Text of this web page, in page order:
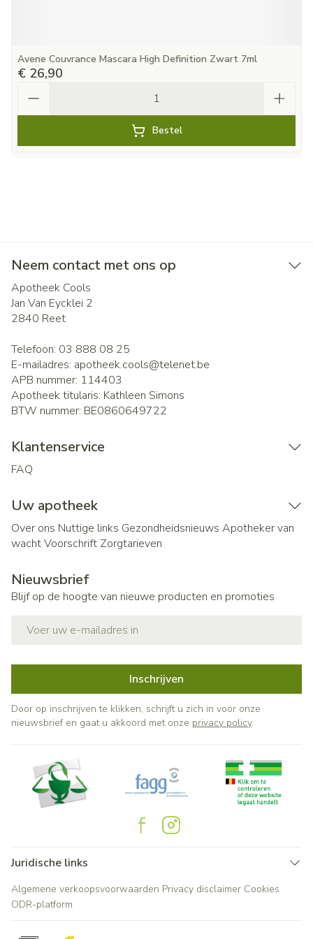
Avene Couvrance Mascara High Definition Zwart 7ml
€ 26,90
Bestel
Neem contact met ons op
Apotheek Cools
Jan Van Eycklei 2
2840 Reet
Telefoon: 03 888 08 25
E-mailadres: apotheek.cools@telenet.be
APB nummer: 114403
Apotheek titularis: Kathleen Simons
BTW nummer: BE0860649722
Klantenservice
FAQ
Uw apotheek
Over ons Nuttige links Gezondheidsnieuws Apotheker van
wachtVoorschrift Zorgtarieven
Nieuwsbrief
Blijf op de hoogte van nieuwe producten en promoties
Inschrijven
Door op inschrijven te klikken, schrijft u zich in voor onze
nieuwsbrief en gaat u akkoord met onze privacy policy.
Juridische links
Algemene verkoopsvoorwaarden Privacy disclaimer Cookies
ODR-platform